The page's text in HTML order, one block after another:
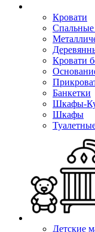
Кровати
Кровати
Банкетки
Шкафы-
Шкафы
Детские